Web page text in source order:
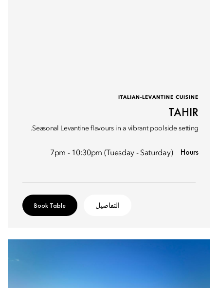
ITALIAN-LEVANTINE CUISINE
TAHIR
Seasonal Levantine flavours in a vibrant poolside setting.
Hours
7pm - 10:30pm (Tuesday - Saturday)
التفاصيل Book Table